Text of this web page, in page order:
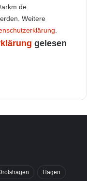
Weitere
.
gelesen
Hagen